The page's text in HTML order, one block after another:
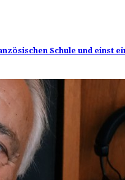
Schule und einst